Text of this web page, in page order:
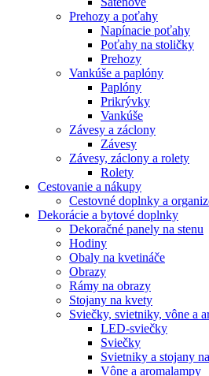
Prehozy a poťahy
Napínacie poťahy
Poťahy na stoličky
Prehozy
Vankúše a paplóny
Paplóny
Prikrývky
Vankúše
Závesy a záclony
Závesy
Závesy, záclony a rolety
Rolety
Cestovanie a nákupy
Cestovné doplnky a
Dekorácie a bytové doplnky
Dekoračné panely na stenu
Hodiny
Obaly na kvetináče
Obrazy
Rámy na obrazy
Stojany na kvety
Sviečky, svietniky, vône a
LED-sviečky
Sviečky
Svietniky a stojany
Vône a aromalampy